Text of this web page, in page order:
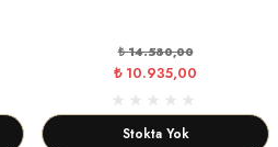
₺ 14.580,00
₺ 10.935,00
Stokta Yok